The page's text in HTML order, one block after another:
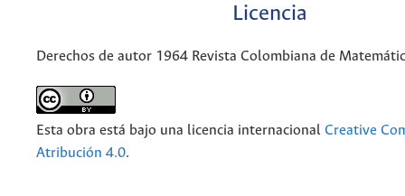
Licencia
Derechos de autor 1964 Revista Colombiana de
Esta obra está bajo una licencia internacional Creative
Atribución 4.0.